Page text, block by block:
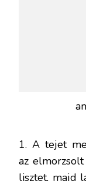
1. A tejet
az
lisztet, majd